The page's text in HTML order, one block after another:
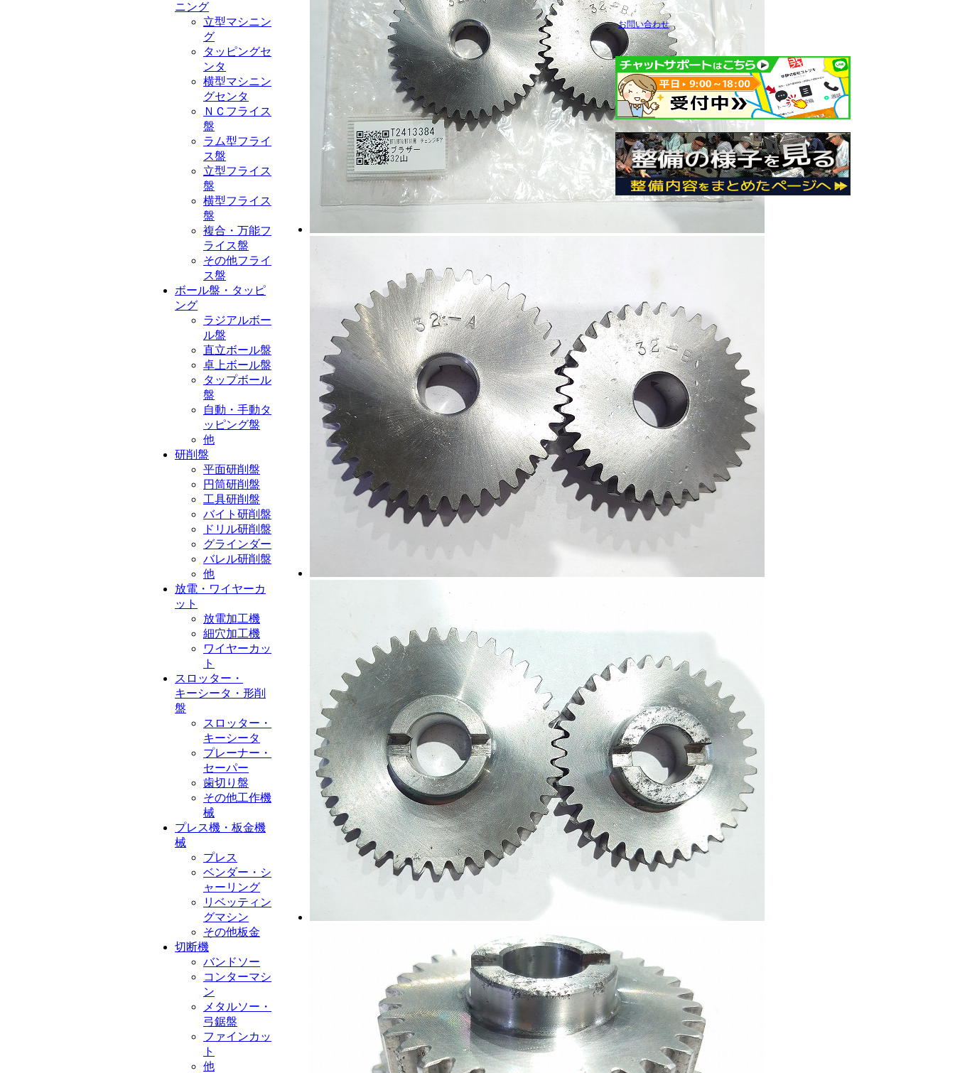
ニング
立型マシニン
グ
タッピングセ
ンタ
横型マシニン
グセンタ
ＮＣフライス
盤
ラム型フライ
ス盤
立型フライス
盤
横型フライス
盤
複合・万能フ
ライス盤
その他フライ
ス盤
ボール盤・タッピ
ング
ラジアルボー
ル盤
直立ボール盤
卓上ボール盤
タップボール
盤
自動・手動タ
ッピング盤
他
研削盤
平面研削盤
円筒研削盤
工具研削盤
バイト研削盤
ドリル研削盤
グラインダー
バレル研削盤
他
放電・ワイヤーカ
ット
放電加工機
細穴加工機
ワイヤーカッ
ト
スロッター・
キーシータ・形削
盤
スロッター・
キーシータ
プレーナー・
セーパー
歯切り盤
その他工作機
械
プレス機・板金機
械
プレス
ベンダー・シ
ャーリング
リベッティン
グマシン
その他板金
切断機
バンドソー
コンターマシ
ン
メタルソー・
弓鋸盤
ファインカッ
ト
他
お問い合わせ